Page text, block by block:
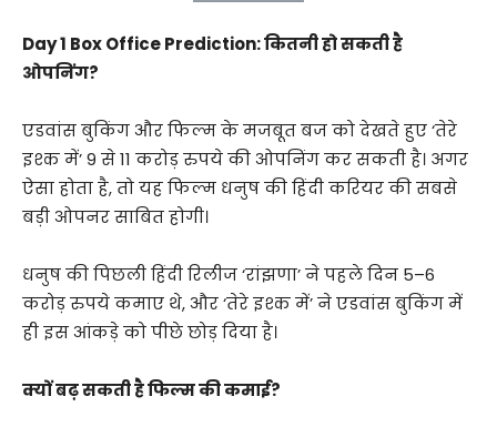
Day 1 Box Office Prediction: कितनी हो सकती है
ओपनिंग?
एडवांस बुकिंग और फिल्म के मजबूत बज को देखते हुए ‘तेरे
इश्क में’ 9 से 11 करोड़ रुपये की ओपनिंग कर सकती है। अगर
ऐसा होता है, तो यह फिल्म धनुष की हिंदी करियर की सबसे
बड़ी ओपनर साबित होगी।
धनुष की पिछली हिंदी रिलीज ‘रांझणा’ ने पहले दिन 5–6
करोड़ रुपये कमाए थे, और ‘तेरे इश्क में’ ने एडवांस बुकिंग में
ही इस आंकड़े को पीछे छोड़ दिया है।
क्यों बढ़ सकती है फिल्म की कमाई?